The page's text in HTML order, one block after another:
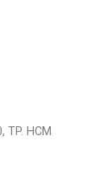
TP. HCM